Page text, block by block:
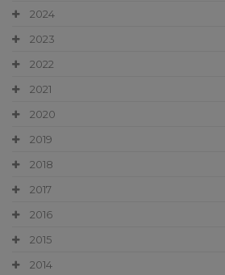
2024
2023
2022
2021
2020
2019
2018
2017
2016
2015
2014